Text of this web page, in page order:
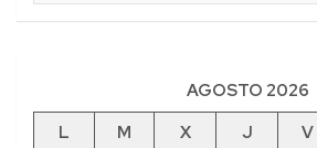
AGOSTO 2026
L
M X J V